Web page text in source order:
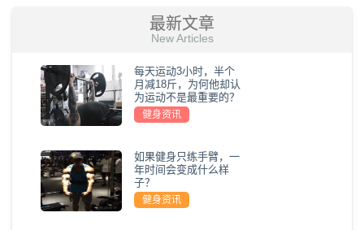
最新文章
New Articles
每天运动3小时，半个
月减18斤，为何他却认
为运动不是最重要的？
健身资讯
如果健身只练手臂，一
年时间会变成什么样
子？
健身资讯